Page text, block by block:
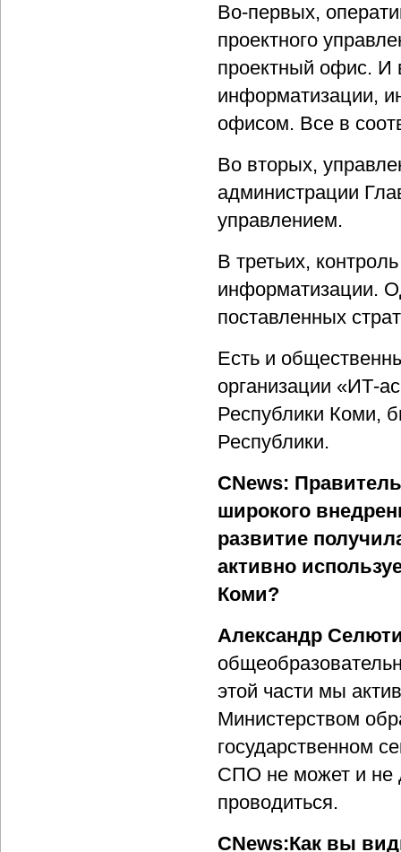
Во-первых,
проектного
проектный офис. И
информатизации,
офисом. Все в
Во вторых,
администрации
управлением.
В третьих,
информатизации.
поставленных
Есть и
организации «ИТ-
Республики Коми,
Республики.
CNews:
широкого
развитие
активно
Коми?
Александр
этой части мы
Министерством
государственном
СПО не может и не
проводиться.
CNews:Как вы